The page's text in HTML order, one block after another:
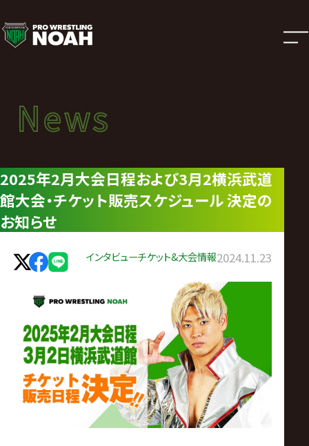
ニ
ュ
ー
ス
|
プ
ロ
ス
ン
News
ニュース
News
2025年2月大会日程および3月2横浜武道
館大会・チケット販売スケジュール 決定の
お知らせ
インタビューチケット&大会情報2024.11.23